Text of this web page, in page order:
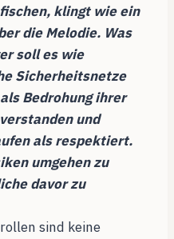
klingt wie ein
die Melodie. Was
soll es wie
Sicherheitsnetze
Bedrohung ihrer
und
als respektiert.
umgehen zu
davor zu
sind keine